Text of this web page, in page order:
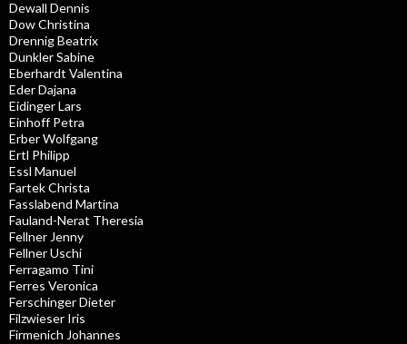
Dewall Dennis
Dow Christina
Drennig Beatrix
Dunkler Sabine
Eberhardt Valentina
Eder Dajana
Eidinger Lars
Einhoff Petra
Erber Wolfgang
Ertl Philipp
Essl Manuel
Fartek Christa
Fasslabend Martina
Fauland-Nerat Theresia
Fellner Jenny
Fellner Uschi
Ferragamo Tini
Ferres Veronica
Ferschinger Dieter
Filzwieser Iris
Firmenich Johannes